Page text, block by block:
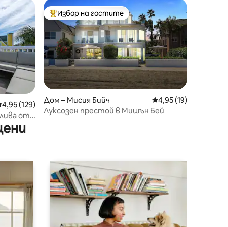
оценка: 4,95 от 5, 129 отзива
4,95 (129)
от
Най-популярен избор на гостите
Избор на гостите
Дом – Мисия Бийч Средна оценка:
4,95 (19)
Луксозен престой в Мишън Бей